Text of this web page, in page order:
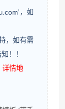
，如
，如有需
！！
详情地